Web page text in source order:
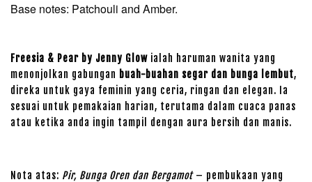
Base notes: Patchouli and Amber.
Freesia & Pear by Jenny Glow ialah haruman wanita yang
menonjolkan gabungan buah-buahan segar dan bunga lembut,
direka untuk gaya feminin yang ceria, ringan dan elegan. Ia
sesuai untuk pemakaian harian, terutama dalam cuaca panas
atau ketika anda ingin tampil dengan aura bersih dan manis.
Nota atas: Pir, Bunga Oren dan Bergamot– pembukaan yang